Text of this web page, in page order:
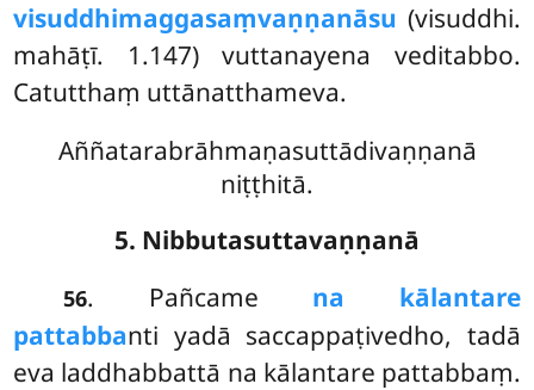
visuddhimaggasaṃvaṇṇanāsu (visuddhi.
mahāṭī. 1.147) vuttanayena veditabbo.
Catutthaṃ uttānatthameva.
Aññatarabrāhmaṇasuttādivaṇṇanā
niṭṭhitā.
5. Nibbutasuttavaṇṇanā
56. Pañcame na kālantare
pattabbanti yadā saccappaṭivedho, tadā
eva laddhabbattā na kālantare pattabbaṃ.